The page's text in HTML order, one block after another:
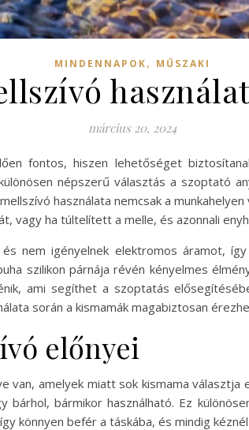
MINDENNAPOK, MŰSZAKI
március 20, 2024
fontos, hiszen lehetőséget
népszerű választás a szoptató
használata nemcsak a
vagy ha túltelített a melle, és azonnali
nem igényelnek elektromos áramot,
szilikon párnája révén kényelmes
ami segíthet a szoptatás
során a kismamák magabiztosan
előnyei
van, amelyek miatt sok kismama
bármikor használható. Ez
könnyen befér a táskába, és mindig